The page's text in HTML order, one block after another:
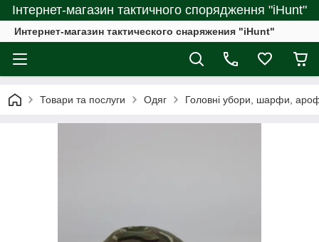
Інтернет-магазин тактичного спорядження "iHunt"
Интернет-магазин тактического снаряжения "iHunt"
Товари та послуги Одяг Головні убори, шарфи,